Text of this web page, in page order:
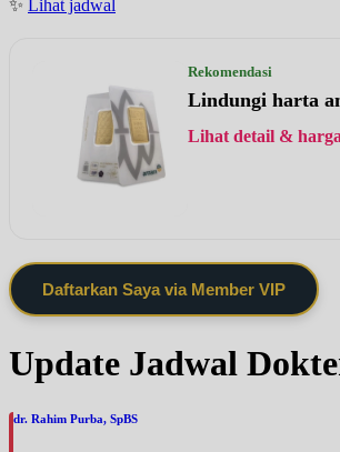
✨ Lihat jadwal
Rekomendasi
Lindungi harta
Lihat detail &
Daftarkan Saya via Member VIP
Update Jadwal
dr. Rahim Purba, SpBS